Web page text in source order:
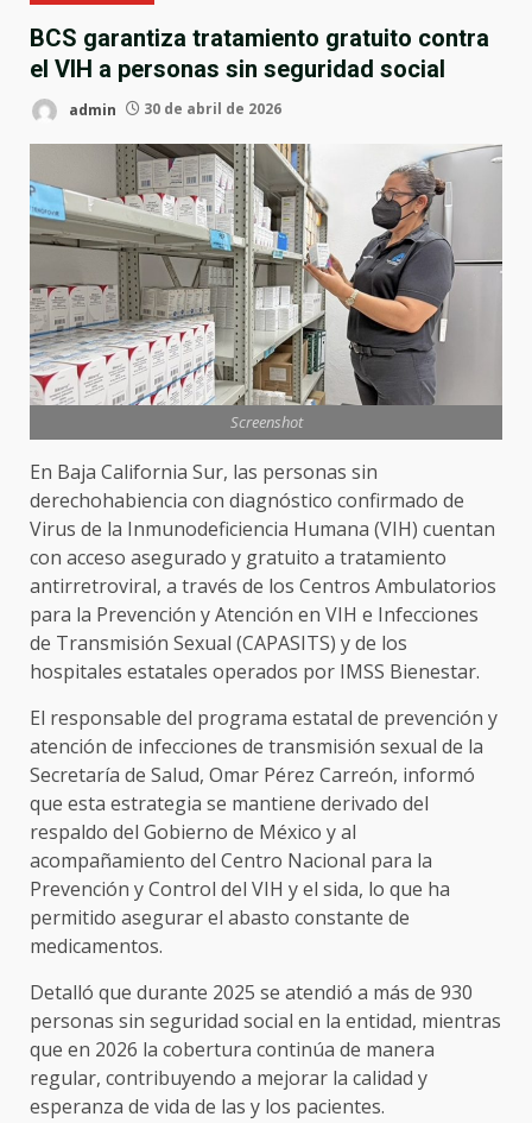
BCS garantiza tratamiento gratuito contra
el VIH a personas sin seguridad social
admin 30 de abril de 2026
Screenshot
En Baja California Sur, las personas sin
derechohabiencia con diagnóstico confirmado de
Virus de la Inmunodeficiencia Humana (VIH) cuentan
con acceso asegurado y gratuito a tratamiento
antirretroviral, a través de los Centros Ambulatorios
para la Prevención y Atención en VIH e Infecciones
de Transmisión Sexual (CAPASITS) y de los
hospitales estatales operados por IMSS Bienestar.
El responsable del programa estatal de prevención y
atención de infecciones de transmisión sexual de la
Secretaría de Salud, Omar Pérez Carreón, informó
que esta estrategia se mantiene derivado del
respaldo del Gobierno de México y al
acompañamiento del Centro Nacional para la
Prevención y Control del VIH y el sida, lo que ha
permitido asegurar el abasto constante de
medicamentos.
Detalló que durante 2025 se atendió a más de 930
personas sin seguridad social en la entidad, mientras
que en 2026 la cobertura continúa de manera
regular, contribuyendo a mejorar la calidad y
esperanza de vida de las y los pacientes.